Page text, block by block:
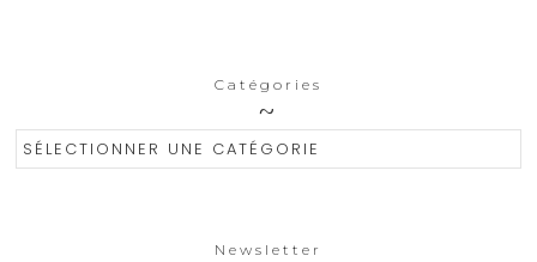
Catégories
Catégories
Newsletter